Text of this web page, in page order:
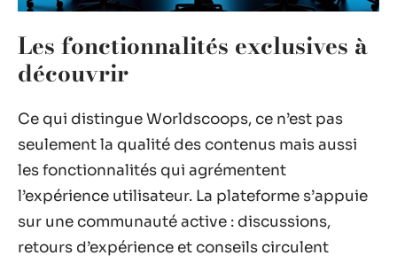
Les fonctionnalités exclusives à
découvrir
Ce qui distingue Worldscoops, ce n’est pas
seulement la qualité des contenus mais aussi
les fonctionnalités qui agrémentent
l’expérience utilisateur. La plateforme s’appuie
sur une communauté active : discussions,
retours d’expérience et conseils circulent